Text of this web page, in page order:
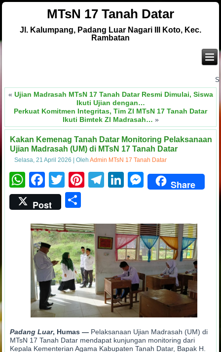
MTsN 17 Tanah Datar
Jl. Kalumpang, Padang Luar Nagari III Koto, Kec.
Rambatan
« Ujian Madrasah MTsN 17 Tanah Datar Resmi Dimulai, Siswa
Ikuti Ujian dengan…
Perkuat Komitmen Integritas, Tim ZI MTsN 17 Tanah Datar
Ikuti Bimtek ZI Madrasah… »
Kakan Kemenag Tanah Datar Monitoring Pelaksanaan
Ujian Madrasah (UM) di MTsN 17 Tanah Datar
Selasa, 21 April 2026 |Oleh Admin MTsN 17 Tanah Datar
WhatsApp
Facebook
Twitter
Pinterest
Telegram
LinkedIn
Share
Post
Padang Luar, Humas — Pelaksanaan Ujian Madrasah (UM) di
MTsN 17 Tanah Datar mendapat kunjungan monitoring dari
Kepala Kementerian Agama Kabupaten Tanah Datar, Bapak H.